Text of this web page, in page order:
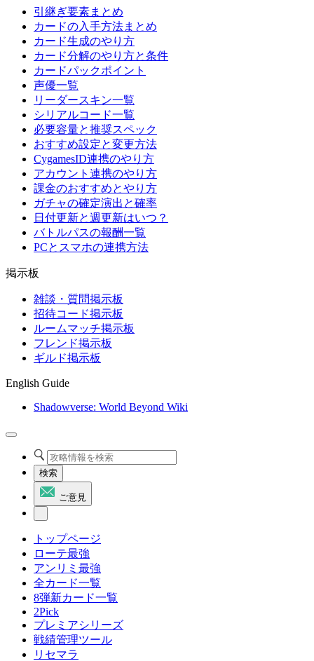
引継ぎ要素まとめ
カードの入手方法まとめ
カード生成のやり方
カード分解のやり方と条件
カードパックポイント
声優一覧
リーダースキン一覧
シリアルコード一覧
必要容量と推奨スペック
おすすめ設定と変更方法
CygamesID連携のやり方
アカウント連携のやり方
課金のおすすめとやり方
ガチャの確定演出と確率
日付更新と週更新はいつ？
バトルパスの報酬一覧
PCとスマホの連携方法
掲示板
雑談・質問掲示板
招待コード掲示板
ルームマッチ掲示板
フレンド掲示板
ギルド掲示板
English Guide
Shadowverse: World Beyond Wiki
検索
ご意見
トップページ
ローテ最強
アンリミ最強
全カード一覧
8弾新カード一覧
2Pick
プレミアシリーズ
戦績管理ツール
リセマラ